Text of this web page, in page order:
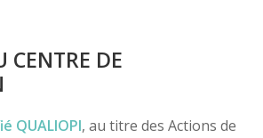
CENTRE DE
QUALIOPI, au titre des Actions de